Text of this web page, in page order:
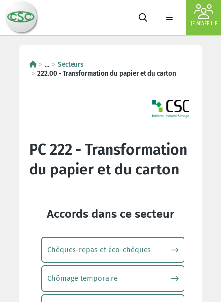
JE M'AFFILIE
...
Secteurs
222.00 - Transformation du papier et du carton
PC 222 - Transformation
du papier et du carton
Accords dans ce secteur
Chèques-repas et éco-chèques
Chômage temporaire